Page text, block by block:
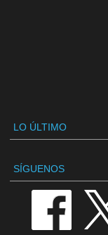
LO ÚLTIMO
SÍGUENOS